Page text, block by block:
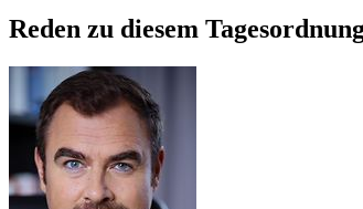
Reden zu diesem